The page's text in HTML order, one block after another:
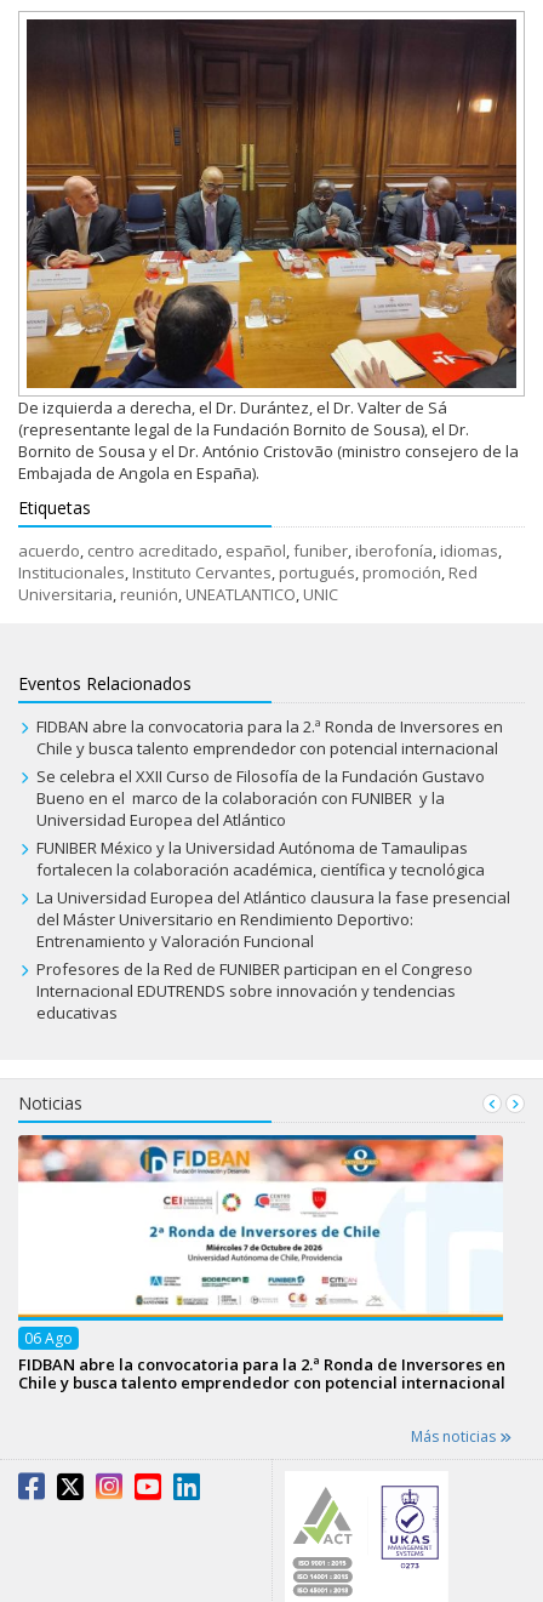
De izquierda a derecha, el Dr. Durántez, el Dr. Valter de Sá
(representante legal de la Fundación Bornito de Sousa), el Dr.
Bornito de Sousa y el Dr. António Cristovão (ministro consejero de la
Embajada de Angola en España).
Etiquetas
acuerdo, centro acreditado, español,funiber, iberofonía, idiomas,
Institucionales, Instituto Cervantes, portugués, promoción, Red
Universitaria, reunión, UNEATLANTICO, UNIC
Eventos Relacionados
FIDBAN abre la convocatoria para la 2.ª Ronda de Inversores en
Chile y busca talento emprendedor con potencial internacional
Se celebra el XXII Curso de Filosofía de la Fundación Gustavo
Bueno en el marco de la colaboración con FUNIBER y la
Universidad Europea del Atlántico
FUNIBER México y la Universidad Autónoma de Tamaulipas
fortalecen la colaboración académica, científica y tecnológica
La Universidad Europea del Atlántico clausura la fase presencial
del Máster Universitario en Rendimiento Deportivo:
Entrenamiento y Valoración Funcional
Profesores de la Red de FUNIBER participan en el Congreso
Internacional EDUTRENDS sobre innovación y tendencias
educativas
Noticias
06Ago
FIDBAN abre la convocatoria para la 2.ª Ronda de Inversores en
Chile y busca talento emprendedor con potencial internacional
Más noticias